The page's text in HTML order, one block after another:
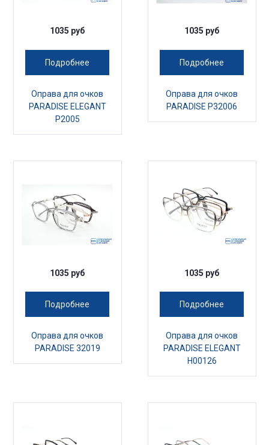
1035 руб
Подробнее
Оправа для очков
PARADISE ELEGANT
P2005
1035 руб
Подробнее
Оправа для очков
PARADISE P32006
1035 руб
Подробнее
Оправа для очков
PARADISE 32019
1035 руб
Подробнее
Оправа для очков
PARADISE ELEGANT
H00126